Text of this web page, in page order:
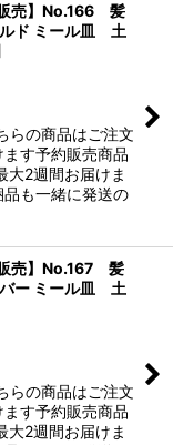
販売】No.166 髪
ルド ミール皿 土
らの商品はご注文
す予約販売商品
大2週間お届けま
も一緒に発送の
販売】No.167 髪
バー ミール皿 土
らの商品はご注文
す予約販売商品
大2週間お届けま